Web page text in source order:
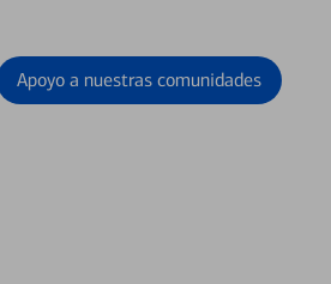
Apoyo a nuestras comunidades